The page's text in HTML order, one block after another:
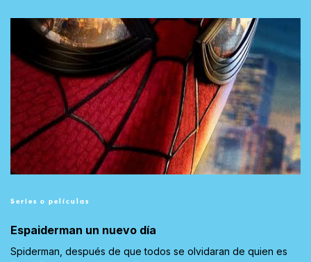
Series o películas
Espaiderman un nuevo día
Spiderman, después de que todos se olvidaran de quien es